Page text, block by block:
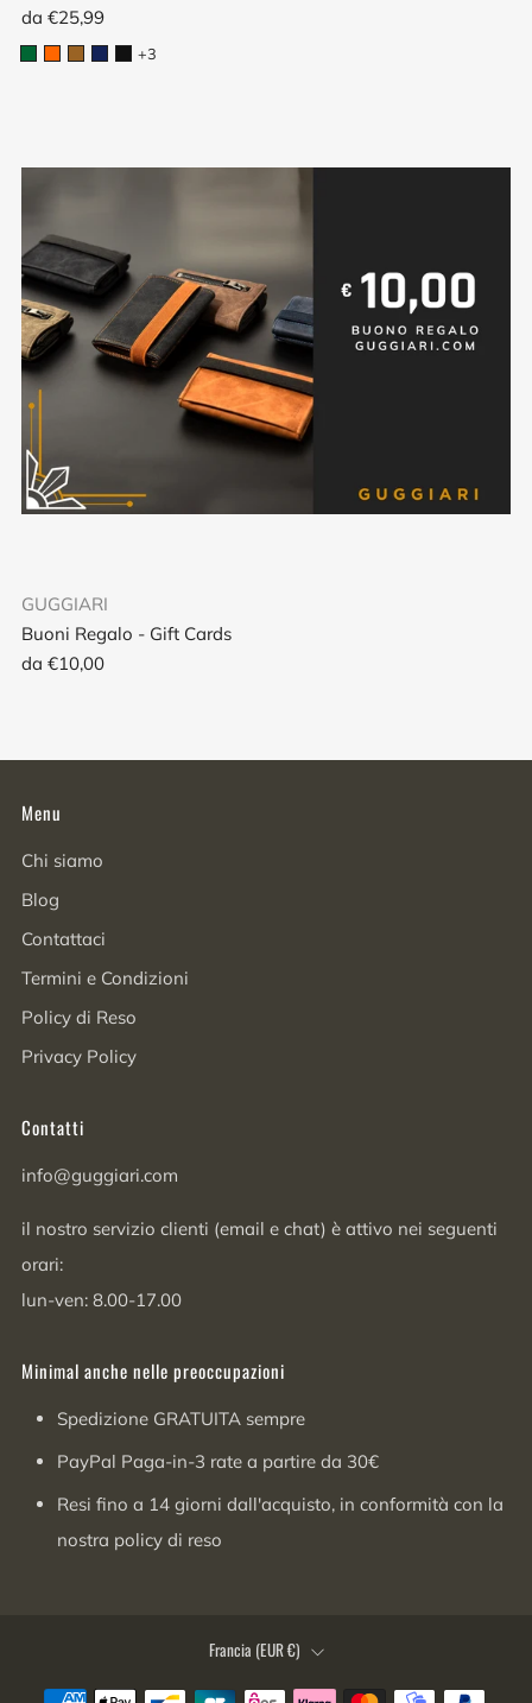
da €25,99
+3
GUGGIARI
Buoni Regalo - Gift Cards
da €10,00
Menu
Chi siamo
Blog
Contattaci
Termini e Condizioni
Policy di Reso
Privacy Policy
Contatti
info@guggiari.com
il nostro servizio clienti (email e chat) è attivo nei seguenti
orari:
lun-ven: 8.00-17.00
Minimal anche nelle preoccupazioni
Spedizione GRATUITA sempre
PayPal Paga-in-3 rate a partire da 30€
Resi fino a 14 giorni dall'acquisto, in conformità con la
nostra policy di reso
Paese
Francia (EUR €)